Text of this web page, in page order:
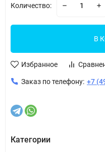
Количество:
В
Избранное
Заказ по телефону: +7
Категории